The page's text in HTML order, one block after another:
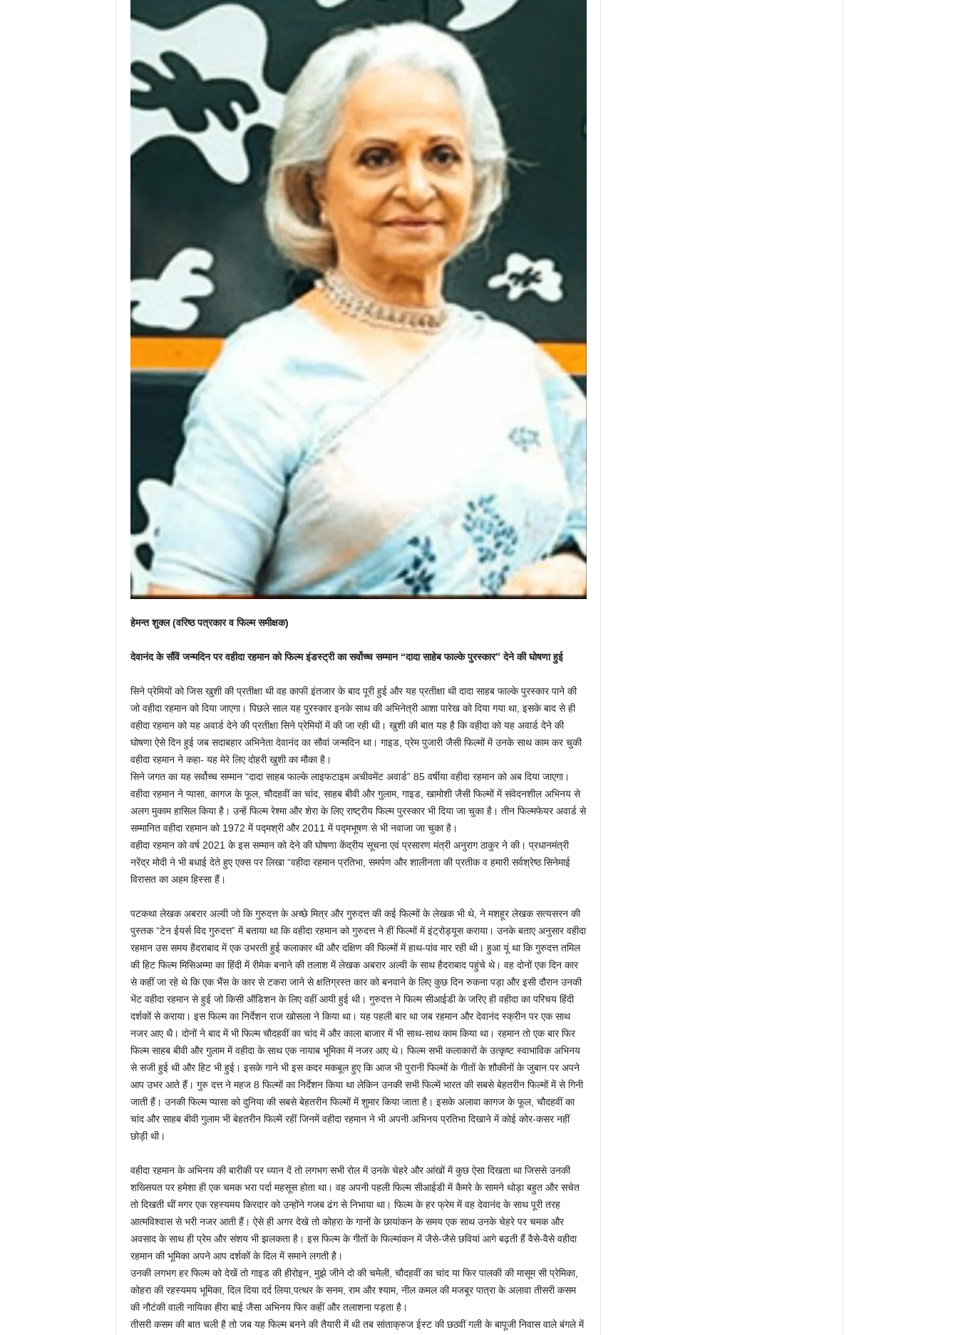
हेमन्त शुक्ल (वरिष्ठ पत्रकार व फिल्म समीक्षक)
देवानंद के सौंवें जन्मदिन पर वहीदा रहमान को फिल्म इंडस्ट्री का सर्वोच्च सम्मान “दादा साहेब फाल्के पुरस्कार” देने की घोषणा हुई
सिने प्रेमियों को जिस खुशी की प्रतीक्षा थी वह काफी इंतजार के बाद पूरी हुई और यह प्रतीक्षा थी दादा साहब फाल्के पुरस्कार पाने की
जो वहीदा रहमान को दिया जाएगा। पिछले साल यह पुरस्कार इनके साथ की अभिनेत्री आशा पारेख को दिया गया था, इसके बाद से ही
वहीदा रहमान को यह अवार्ड देने की प्रतीक्षा सिने प्रेमियों में की जा रही थी। खुशी की बात यह है कि वहीदा को यह अवार्ड देने की
घोषणा ऐसे दिन हुई जब सदाबहार अभिनेता देवानंद का सौवां जन्मदिन था। गाइड, प्रेम पुजारी जैसी फिल्मों में उनके साथ काम कर चुकी
वहीदा रहमान ने कहा- यह मेरे लिए दोहरी खुशी का मौका है।
सिने जगत का यह सर्वोच्च सम्मान “दादा साहब फाल्के लाइफटाइम अचीवमेंट अवार्ड” 85 वर्षीया वहीदा रहमान को अब दिया जाएगा।
वहीदा रहमान ने प्यासा, कागज के फूल, चौदहवीं का चांद, साहब बीवी और गुलाम, गाइड, खामोशी जैसी फिल्मों में संवेदनशील अभिनय से
अलग मुकाम हासिल किया है। उन्हें फिल्म रेश्मा और शेरा के लिए राष्ट्रीय फिल्म पुरस्कार भी दिया जा चुका है। तीन फिल्मफेयर अवार्ड से
सम्मानित वहीदा रहमान को 1972 में पद्मश्री और 2011 में पद्मभूषण से भी नवाजा जा चुका है।
वहीदा रहमान को वर्ष 2021 के इस सम्मान को देने की घोषणा केंद्रीय सूचना एवं प्रसारण मंत्री अनुराग ठाकुर ने की। प्रधानमंत्री
नरेंद्र मोदी ने भी बधाई देते हुए एक्स पर लिखा “वहीदा रहमान प्रतिभा, समर्पण और शालीनता की प्रतीक व हमारी सर्वश्रेष्ठ सिनेमाई
विरासत का अहम हिस्सा हैं।
पटकथा लेखक अबरार अल्वी जो कि गुरुदत्त के अच्छे मित्र और गुरुदत्त की कई फिल्मों के लेखक भी थे, ने मशहूर लेखक सत्यसरन की
पुस्तक “टेन ईयर्स विद गुरुदत्त” में बताया था कि वहीदा रहमान को गुरुदत्त ने हीं फिल्मों में इंट्रोड्यूस कराया। उनके बताए अनुसार वहीदा
रहमान उस समय हैदराबाद में एक उभरती हुई कलाकार थी और दक्षिण की फिल्मों में हाथ-पांव मार रही थी। हुआ यूं था कि गुरुदत्त तमिल
की हिट फिल्म मिसिअम्मा का हिंदी में रीमेक बनाने की तलाश में लेखक अबरार अल्वी के साथ हैदराबाद पहुंचे थे। वह दोनों एक दिन कार
से कहीं जा रहे थे कि एक भैंस के कार से टकरा जाने से क्षतिग्रस्त कार को बनवाने के लिए कुछ दिन रुकना पड़ा और इसी दौरान उनकी
भेंट वहीदा रहमान से हुई जो किसी ऑडिशन के लिए वहीं आयी हुई थी। गुरुदत्त ने फिल्म सीआईडी के जरिए ही वहीदा का परिचय हिंदी
दर्शकों से कराया। इस फिल्म का निर्देशन राज खोसला ने किया था। यह पहली बार था जब रहमान और देवानंद स्क्रीन पर एक साथ
नजर आए थै। दोनों ने बाद में भी फिल्म चौदहवीं का चांद में और काला बाजार में भी साथ-साथ काम किया था। रहमान तो एक बार फिर
फिल्म साहब बीवी और गुलाम में वहीदा के साथ एक नायाब भूमिका में नजर आए थे। फिल्म सभी कलाकारों के उत्कृष्ट स्वाभाविक अभिनय
से सजी हुई थी और हिट भी हुई। इसके गाने भी इस कदर मकबूल हुए कि आज भी पुरानी फिल्मों के गीतों के शौकीनों के जुबान पर अपने
आप उभर आते हैं। गुरु दत्त ने महज 8 फिल्मों का निर्देशन किया था लेकिन उनकी सभी फिल्में भारत की सबसे बेहतरीन फिल्मों में से गिनी
जाती हैं। उनकी फिल्म प्यासा को दुनिया की सबसे बेहतरीन फिल्मों में शुमार किया जाता है। इसके अलावा कागज के फूल, चौदहवीं का
चांद और साहब बीवी गुलाम भी बेहतरीन फिल्में रहीं जिनमें वहीदा रहमान ने भी अपनी अभिनय प्रतिभा दिखाने में कोई कोर-कसर नहीं
छोड़ी थी।
वहीदा रहमान के अभिनय की बारीकी पर ध्यान दें तो लगभग सभी रोल में उनके चेहरे और आंखों में कुछ ऐसा दिखता था जिससे उनकी
शख्सियत पर हमेशा ही एक चमक भरा पर्दा महसूस होता था। वह अपनी पहली फिल्म सीआईडी में कैमरे के सामने थोड़ा बहुत और सचेत
तो दिखती थीं मगर एक रहस्यमय किरदार को उन्होंने गजब ढंग से निभाया था। फिल्म के हर फ्रेम में वह देवानंद के साथ पूरी तरह
आत्मविश्वास से भरी नजर आती हैं। ऐसे ही अगर देखे तो कोहरा के गानों के छायांकन के समय एक साथ उनके चेहरे पर चमक और
अवसाद के साथ ही प्रेम और संशय भी झलकता है। इस फिल्म के गीतों के फिल्मांकन में जैसे-जैसे छवियां आगे बढ़ती हैं वैसे-वैसे वहीदा
रहमान की भूमिका अपने आप दर्शकों के दिल में समाने लगती है।
उनकी लगभग हर फिल्म को देखें तो गाइड की हीरोइन, मुझे जीने दो की चमेली, चौदहवीं का चांद या फिर पालकी की मासूम सी प्रेमिका,
कोहरा की रहस्यमय भूमिका, दिल दिया दर्द लिया,पत्थर के सनम, राम और श्याम, नील कमल की मजबूर पात्रा के अलावा तीसरी कसम
की नौटंकी वाली नायिका हीरा बाई जैसा अभिनय फिर कहीं और तलाशना पड़ता है।
तीसरी कसम की बात चली है तो जब यह फिल्म बनने की तैयारी में थी तब सांताक्रुज ईस्ट की छठवीं गली के बापूजी निवास वाले बंगले में